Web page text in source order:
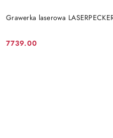
Grawerka laserowa
Cena:
7739.00